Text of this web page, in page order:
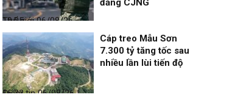
Thế giới
06/08/26, 19:05
đảng CJNG
Điểm tin
06/08/26, 16:23
Cáp treo Mẫu Sơn
7.300 tỷ tăng tốc sau
nhiều lần lùi tiến độ